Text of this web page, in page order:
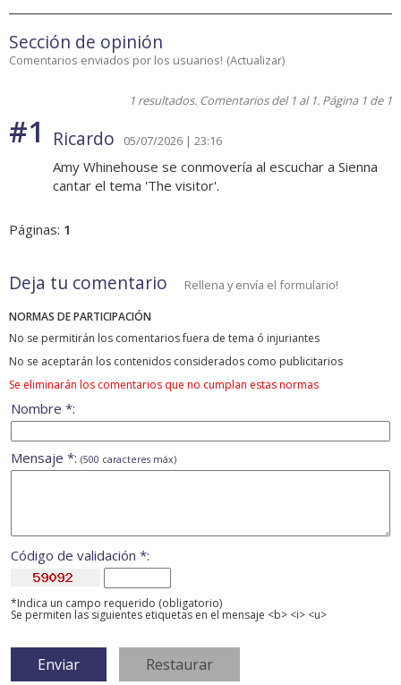
Sección de opinión
Comentarios enviados por los usuarios! (Actualizar)
1 resultados. Comentarios del 1 al 1. Página 1 de 1
#1 Ricardo 05/07/2026 | 23:16
Amy Whinehouse se conmovería al escuchar a Sienna
cantar el tema 'The visitor'.
Páginas: 1
Deja tu comentario Rellena y envía el formulario!
NORMAS DE PARTICIPACIÓN
No se permitirán los comentarios fuera de tema ó injuriantes
No se aceptarán los contenidos considerados como publicitarios
Se eliminarán los comentarios que no cumplan estas normas
Nombre *:
Mensaje *: (500 caracteres máx)
Código de validación *:
*Indica un campo requerido (obligatorio)
Se permiten las siguientes etiquetas en el mensaje <b> <i> <u>